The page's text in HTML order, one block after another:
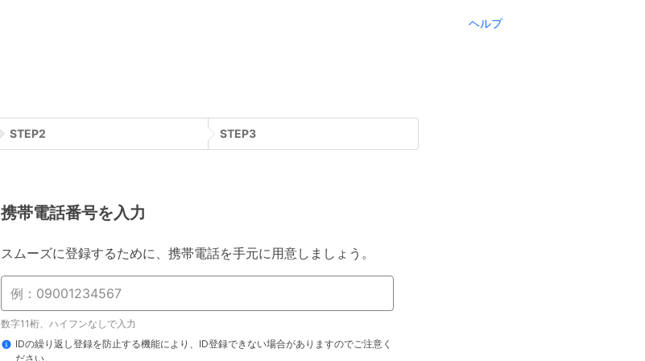
ヘルプ
STEP2 STEP3
携帯電話番号を入力
スムーズに登録するために、携帯電話を手元に用意しましょう。
数字11桁、ハイフンなしで入力
IDの繰り返し登録を防止する機能により、ID登録できない場合がありますのでご注意く
ださい。